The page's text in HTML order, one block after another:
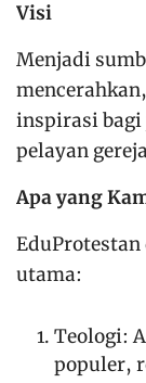
Visi
Menjadi
inspirasi bagi
pelayan
Apa yang
utama:
Teologi:
populer,